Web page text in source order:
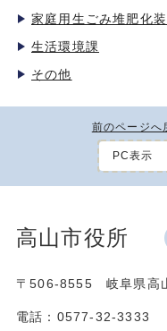
家庭用生ごみ堆肥化
生活環境課
その他
前のページへ
PC表示
高山市役所
〒506-8555 岐阜県高
電話：0577-32-3333